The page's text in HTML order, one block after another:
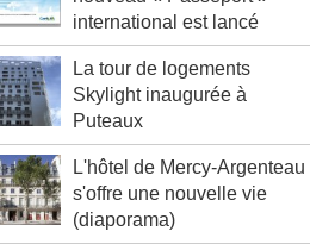
international est lancé
La tour de logements
Skylight inaugurée à
Puteaux
L'hôtel de Mercy-Argenteau
s'offre une nouvelle vie
(diaporama)